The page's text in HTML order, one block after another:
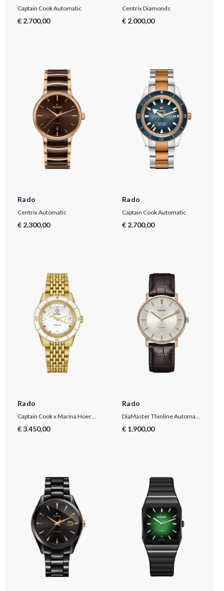
Captain Cook Automatic
€ 2.700,00
Centrix Diamonds
€ 2.000,00
Rado
Centrix Automatic
€ 2.300,00
Rado
Captain Cook Automatic
€ 2.700,00
Rado
€ 3.450,00
Rado
€ 1.900,00